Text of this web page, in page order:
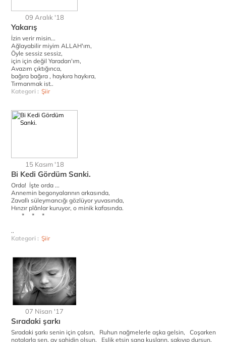
09 Aralık '18
Yakarış
İzin verir misin...
Ağlayabilir miyim ALLAH'ım,
Öyle sessiz sessiz,
için için değil Yaradan'ım,
Avazım çıktığınca,
bağıra bağıra , haykıra haykıra,
Tırmanmak ist..
Kategori : Şiir
15 Kasım '18
Bi Kedi Gördüm Sanki.
Orda! İşte orda ...
Annemin begonyalarının arkasında,
Zavallı süleymancığı gözlüyor yuvasında,
Hınzır plânlar kuruyor, o minik kafasında.
* * *
..
Kategori : Şiir
07 Nisan '17
Sıradaki şarkı
Sıradaki şarkı senin için çalsın, Ruhun nağmelerle aşka gelsin, Coşarken
notalarla sen, ay şahidin olsun, Eşlik etsin sana kuşların, şakıyıp dursun,